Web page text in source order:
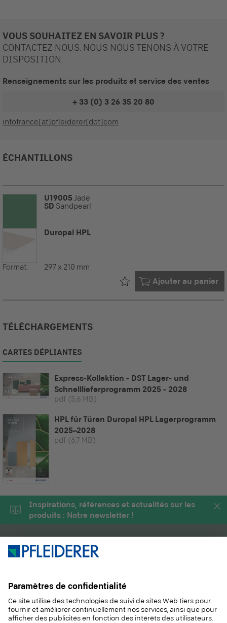
VOUS SOUHAITEZ EN SAVOIR PLUS ?
CONTACTEZ-NOUS. NOUS NOUS TENONS À VOTRE
DISPOSITION.
Renseignements sur les produits et service des ventes
+ 33 (0) 3 26 35 20 80
infofrance[at]pfleiderer[dot]com
ÉCHANTILLONS
U19005 Jade
SD Sandpearl
Duropal HPL
Format: 297 x 210 mm
Ajouter au panier
Déjà dans votre
TÉLÉCHARGEMENTS
CARTES DÉPLIANTES
Express-Kollektion - DST Lager- und
Schnelllieferprogramm 2025 - 2028
pdf (5,6 MB)
HPL für Türen Duropal HPL Lagerprogramm
2025–2028
pdf (6,7 MB)
Inspirations, références et actualités sur les
produits : Notre newsletter !
PRODUITS
SOLUTIONS
MAGAZINE
INFORMATIONS